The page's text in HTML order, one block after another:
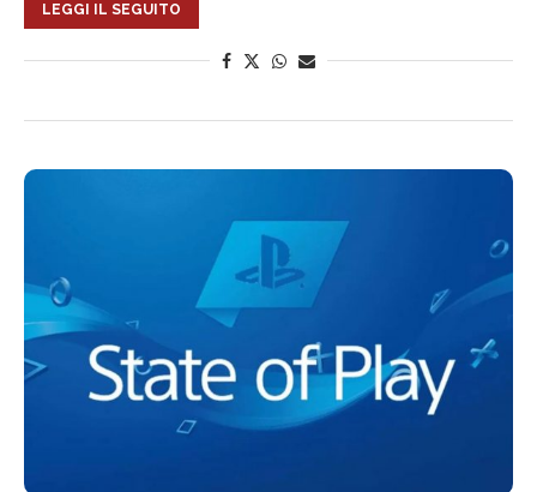
LEGGI IL SEGUITO